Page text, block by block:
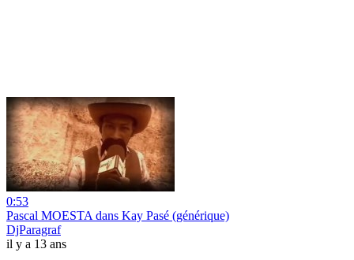
0:53
Pascal MOESTA dans Kay Pasé (générique)
DjParagraf
il y a 13 ans